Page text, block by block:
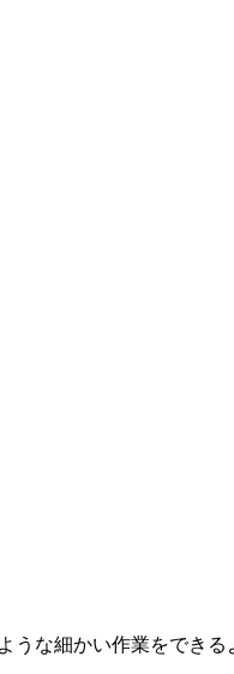
うな細かい作業をでき